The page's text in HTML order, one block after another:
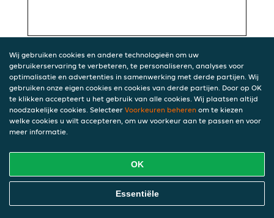
Wij gebruiken cookies en andere technologieën om uw
gebruikerservaring te verbeteren, te personaliseren, analyses voor
optimalisatie en advertenties in samenwerking met derde partijen. Wij
gebruiken onze eigen cookies en cookies van derde partijen. Door op OK
te klikken accepteert u het gebruik van alle cookies. Wij plaatsen altijd
noodzakelijke cookies. Selecteer Voorkeuren beheren om te kiezen
welke cookies u wilt accepteren, om uw voorkeur aan te passen en voor
meer informatie.
OK
Essentiële